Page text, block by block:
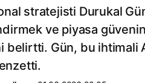
stratejisti Durukal
ve piyasa
Gün, bu ihtimali